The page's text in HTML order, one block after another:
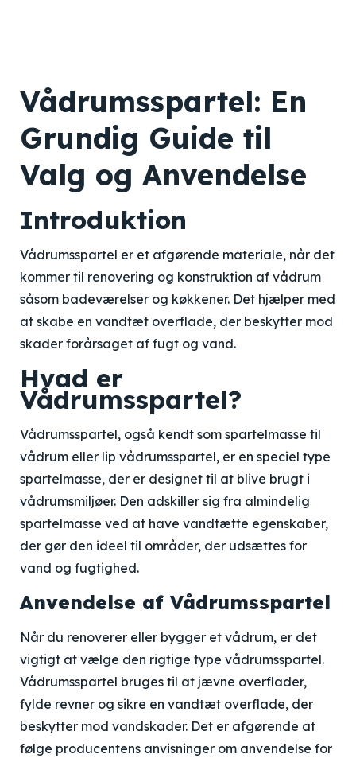
Vådrumsspartel: En
Grundig Guide til
Valg og Anvendelse
Introduktion
Vådrumsspartel er et afgørende materiale, når det
kommer til renovering og konstruktion af vådrum
såsom badeværelser og køkkener. Det hjælper med
at skabe en vandtæt overflade, der beskytter mod
skader forårsaget af fugt og vand.
Hvad er
Vådrumsspartel?
Vådrumsspartel, også kendt som spartelmasse til
vådrum eller lip vådrumsspartel, er en speciel type
spartelmasse, der er designet til at blive brugt i
vådrumsmiljøer. Den adskiller sig fra almindelig
spartelmasse ved at have vandtætte egenskaber,
der gør den ideel til områder, der udsættes for
vand og fugtighed.
Anvendelse af Vådrumsspartel
Når du renoverer eller bygger et vådrum, er det
vigtigt at vælge den rigtige type vådrumsspartel.
Vådrumsspartel bruges til at jævne overflader,
fylde revner og sikre en vandtæt overflade, der
beskytter mod vandskader. Det er afgørende at
følge producentens anvisninger om anvendelse for